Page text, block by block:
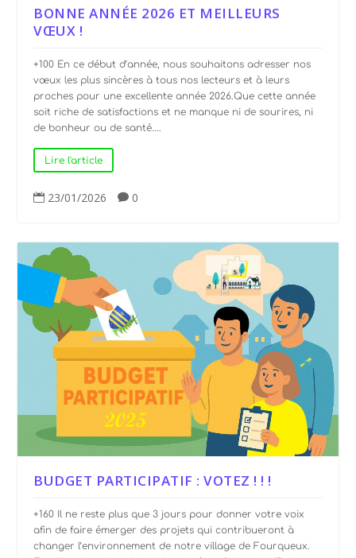
BONNE ANNÉE 2026 ET MEILLEURS
VŒUX !
+100 En ce début d’année, nous souhaitons adresser nos
vœux les plus sincères à tous nos lecteurs et à leurs
proches pour une excellente année 2026.Que cette année
soit riche de satisfactions et ne manque ni de sourires, ni
de bonheur ou de santé....
Lire l'article
 23/01/2026  0
BUDGET PARTICIPATIF : VOTEZ ! ! !
+160 Il ne reste plus que 3 jours pour donner votre voix
afin de faire émerger des projets qui contribueront à
changer l’environnement de notre village de Fourqueux.